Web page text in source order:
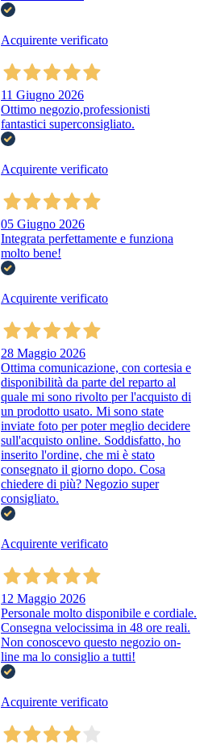
Acquirente verificato
11 Giugno 2026
Ottimo negozio,professionisti
fantastici superconsigliato.
Acquirente verificato
05 Giugno 2026
Integrata perfettamente e funziona
molto bene!
Acquirente verificato
28 Maggio 2026
Ottima comunicazione, con cortesia e
disponibilità da parte del reparto al
quale mi sono rivolto per l'acquisto di
un prodotto usato. Mi sono state
inviate foto per poter meglio decidere
sull'acquisto online. Soddisfatto, ho
inserito l'ordine, che mi è stato
consegnato il giorno dopo. Cosa
chiedere di più? Negozio super
consigliato.
Acquirente verificato
12 Maggio 2026
Personale molto disponibile e cordiale.
Consegna velocissima in 48 ore reali.
Non conoscevo questo negozio on-
line ma lo consiglio a tutti!
Acquirente verificato